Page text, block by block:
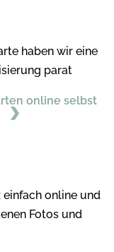
haben wir eine
parat
online selbst
einfach online und
Fotos und